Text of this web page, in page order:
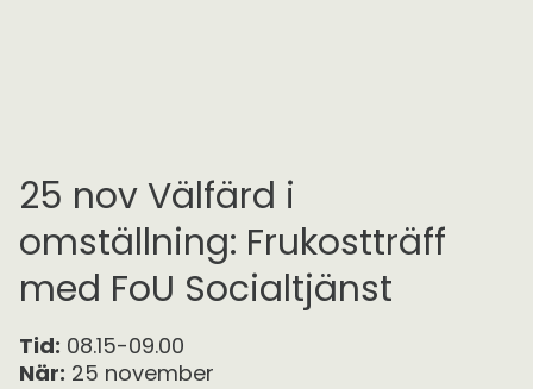
25 nov Välfärd i
omställning: Frukostträff
med FoU Socialtjänst
Tid: 08.15-09.00
När: 25 november